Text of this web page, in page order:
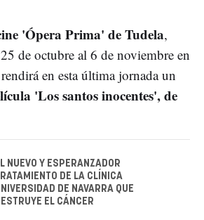
'Ópera Prima' de Tudela,
de octubre al 6 de noviembre en
en esta última jornada un
'Los santos inocentes', de
NUEVO Y ESPERANZADOR
TRATAMIENTO DE LA CLÍNICA
DE NAVARRA QUE
EL CÁNCER